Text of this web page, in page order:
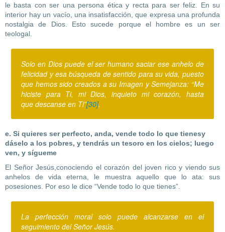
le basta con ser una persona ética y recta para ser feliz. En su
interior hay un vacío, una insatisfacción, que expresa una profunda
nostalgia de Dios. Esto sucede porque el hombre es un ser
teologal.
Solo en Dios puede el ser humano saciar ese anhelo de
felicidad y esa búsqueda de sentido para su vida, puesto
que hemos sido creados a su Imagen y Semejanza: “Me
hiciste para Ti, mi Dios, inquieto mi corazón, hasta
que descanse en Ti”[30].
e. Si quieres ser perfecto, anda, vende todo lo que tienesy
dáselo a los pobres, y tendrás un tesoro en los cielos; luego
ven, y sígueme
El Señor Jesús,conociendo el corazón del joven rico y viendo sus
anhelos de vida eterna, le muestra aquello que lo ata: sus
posesiones. Por eso le dice “Vende todo lo que tienes”.
La perfección moral solo puede alcanzarse en el
seguimiento del Señor Jesús.